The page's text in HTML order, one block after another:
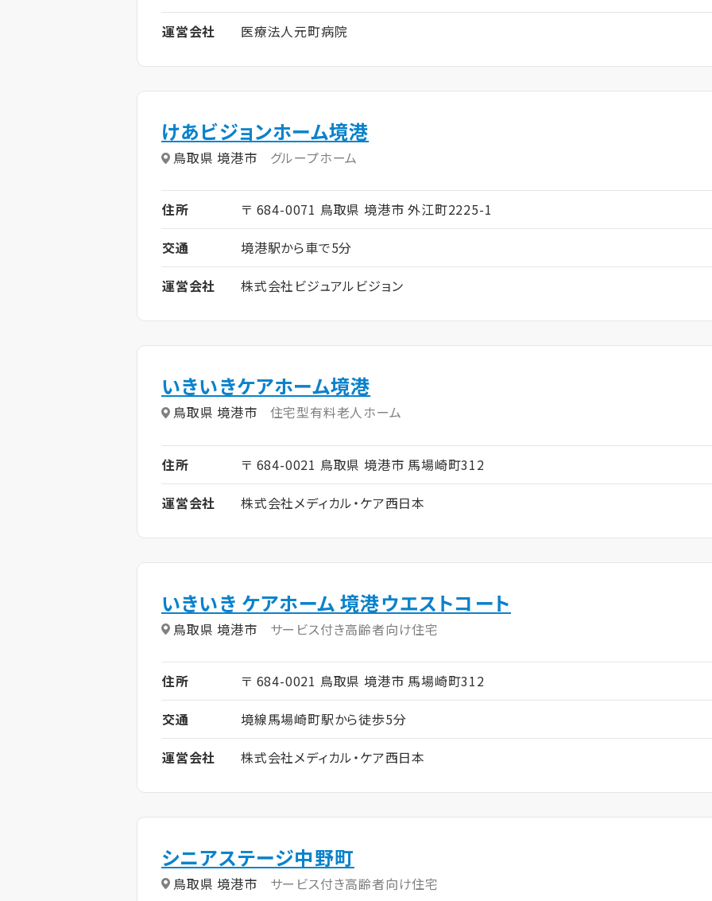
運営会社
医療法人元町病院
けあビジョンホーム境港
鳥取県 境港市 グループホーム
住所
〒 684-0071 鳥取県 境港市 外江町2225-1
交通
境港駅から車で5分
運営会社
株式会社ビジュアルビジョン
いきいきケアホーム境港
鳥取県 境港市 住宅型有料老人ホーム
住所
〒 684-0021 鳥取県 境港市 馬場崎町312
運営会社
株式会社メディカル・ケア西日本
いきいき ケアホーム 境港ウエストコート
鳥取県 境港市 サービス付き高齢者向け住宅
住所
〒 684-0021 鳥取県 境港市 馬場崎町312
交通
境線馬場崎町駅から徒歩5分
運営会社
株式会社メディカル・ケア西日本
シニアステージ中野町
鳥取県 境港市 サービス付き高齢者向け住宅